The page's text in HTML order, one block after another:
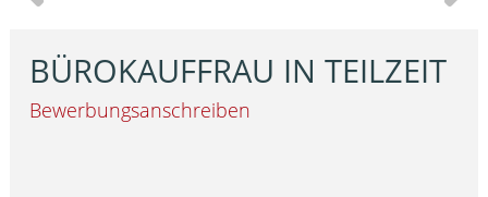
BÜROKAUFFRAU IN TEILZEIT
Bewerbungsanschreiben